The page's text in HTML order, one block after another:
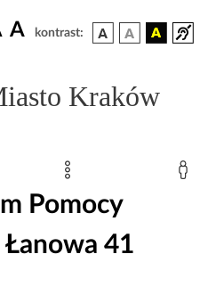
A kontrast:
Kraków
Pomocy
Łanowa 41